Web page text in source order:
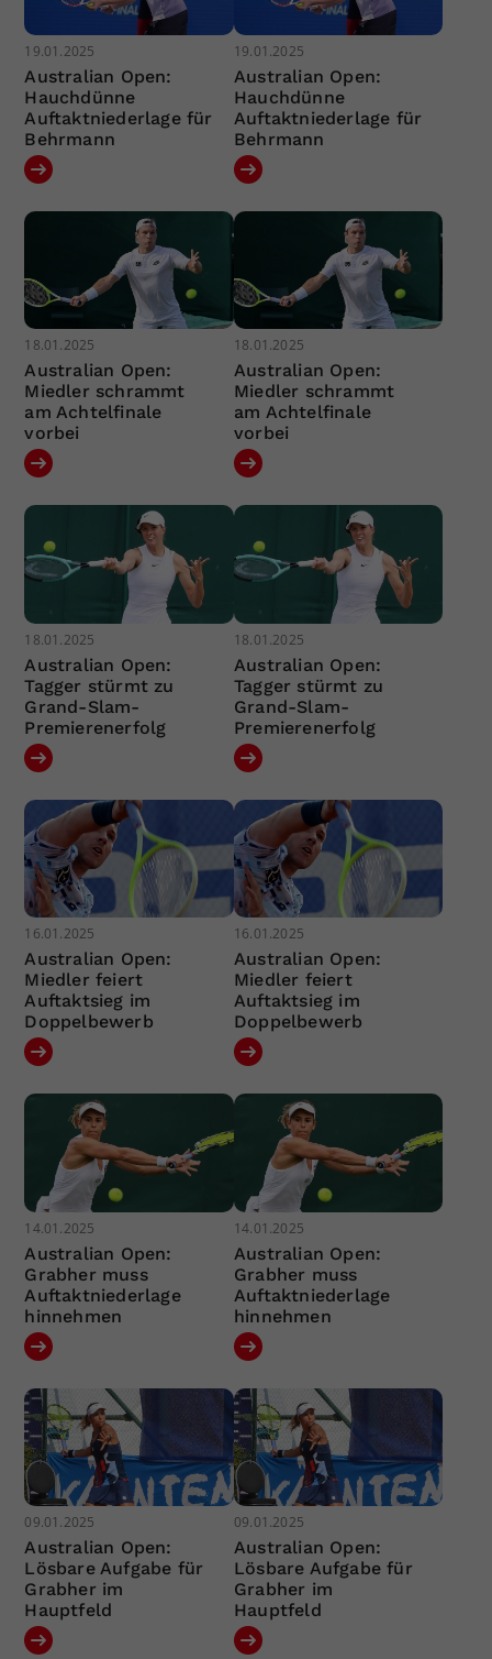
19.01.2025
Australian Open:
Hauchdünne
Auftaktniederlage für
Behrmann
19.01.2025
Australian Open:
Hauchdünne
Auftaktniederlage für
Behrmann
18.01.2025
Australian Open:
Miedler schrammt
am Achtelfinale
vorbei
18.01.2025
Australian Open:
Miedler schrammt
am Achtelfinale
vorbei
18.01.2025
Australian Open:
Tagger stürmt zu
Grand-Slam-
Premierenerfolg
18.01.2025
Australian Open:
Tagger stürmt zu
Grand-Slam-
Premierenerfolg
16.01.2025
Australian Open:
Miedler feiert
Auftaktsieg im
Doppelbewerb
16.01.2025
Australian Open:
Miedler feiert
Auftaktsieg im
Doppelbewerb
14.01.2025
Australian Open:
Grabher muss
Auftaktniederlage
hinnehmen
14.01.2025
Australian Open:
Grabher muss
Auftaktniederlage
hinnehmen
09.01.2025
Australian Open:
Lösbare Aufgabe für
Grabher im
Hauptfeld
09.01.2025
Australian Open:
Lösbare Aufgabe für
Grabher im
Hauptfeld